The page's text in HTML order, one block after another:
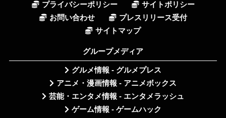
プライバシーポリシー
サイトポリシー
お問い合わせ
プレスリリース受付
サイトマップ
グループメディア
グルメ情報 - グルメプレス
アニメ・漫画情報 - アニメボックス
芸能・エンタメ情報 - エンタメラッシュ
ゲーム情報 - ゲームハック